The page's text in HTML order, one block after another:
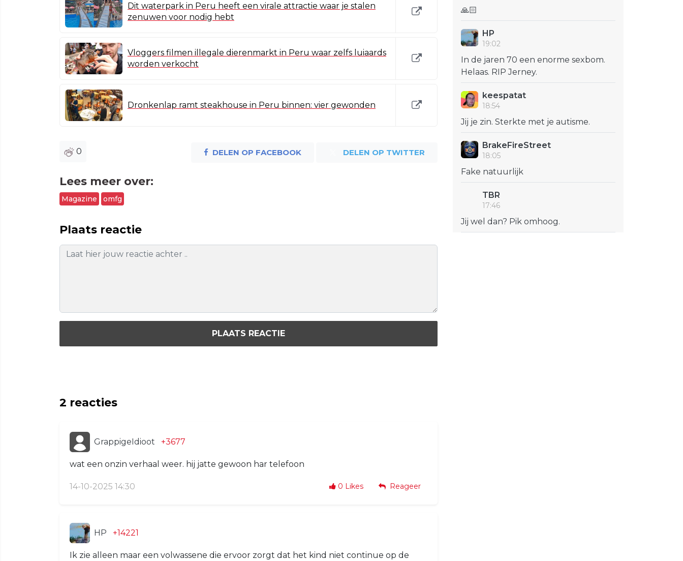
Dit waterpark in Peru heeft een virale attractie waar je stalen
zenuwen voor nodig hebt
Vloggers filmen illegale dierenmarkt in Peru waar zelfs luiaards
worden verkocht
Dronkenlap ramt steakhouse in Peru binnen: vier gewonden
0 DELEN OP FACEBOOK DELEN OP TWITTER
Lees meer over:
Magazine omfg
Plaats reactie
PLAATS REACTIE
2 reacties
GrappigeIdioot +3677
wat een onzin verhaal weer. hij jatte gewoon har telefoon
14-10-2025 14:30 0 Likes Reageer
HP +14221
Ik zie alleen maar een volwassene die ervoor zorgt dat het kind niet continue op de
🙏🏻
HP
19:02
In de jaren 70 een enorme sexbom.
Helaas. RIP Jerney.
keespatat
18:54
Jij je zin. Sterkte met je autisme.
BrakeFireStreet
18:05
Fake natuurlijk
TBR
17:46
Jij wel dan? Pik omhoog.